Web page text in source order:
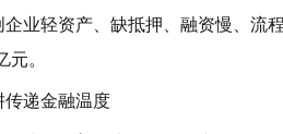
业轻资产、缺抵押、融资慢、流
元。
传递金融温度